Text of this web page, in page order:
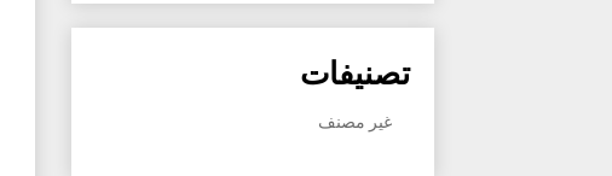
تصنيفات
غير مصنف